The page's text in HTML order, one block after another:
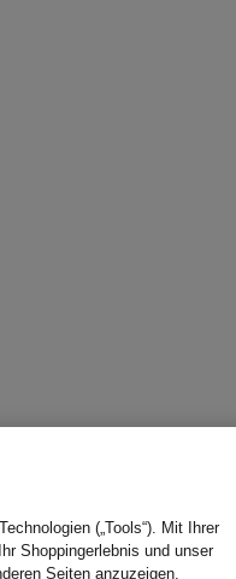
(„Tools“). Mit Ihrer
Shoppingerlebnis und unser
Seiten anzuzeigen.